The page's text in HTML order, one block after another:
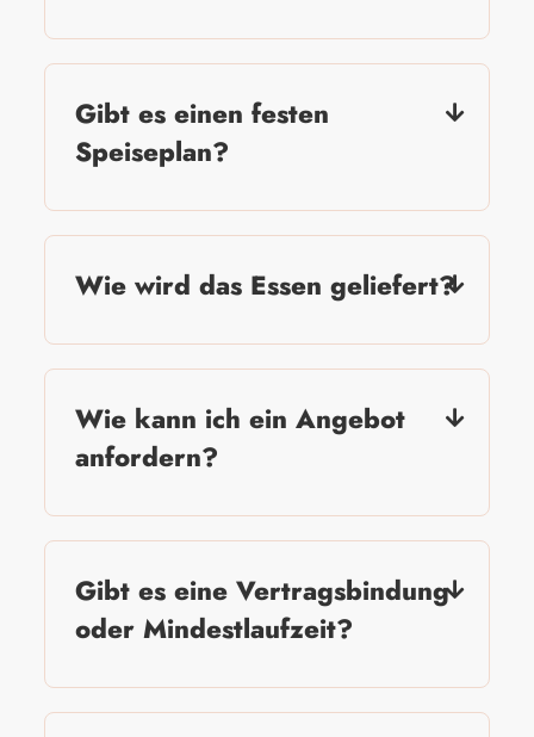
Gibt es einen festen
Speiseplan?
Wie wird das Essen geliefert?
Wie kann ich ein Angebot
anfordern?
Gibt es eine Vertragsbindung
oder Mindestlaufzeit?